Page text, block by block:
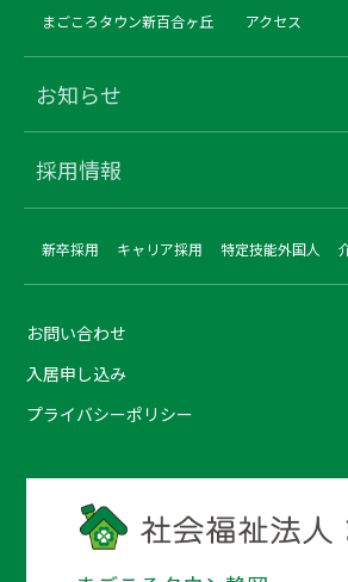
まごころタウン新百合ヶ丘
アクセス
お知らせ
採用情報
新卒採用 キャリア採用 特定技能外国人
お問い合わせ
入居申し込み
プライバシーポリシー